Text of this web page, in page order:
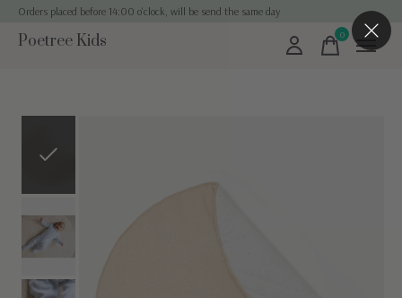
Orders placed before 14:00 o'clock, will be send the same day
Poetree Kids 0items